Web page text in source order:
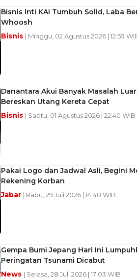
Bisnis Inti KAI Tumbuh Solid, Laba
Whoosh
Bisnis | Minggu, 02 Agustus 2026 | 12:59
Danantara Akui Banyak Masalah
Bereskan Utang Kereta Cepat
Bisnis | Sabtu, 01 Agustus 2026 | 22:40 WIB
Pakai Logo dan Jadwal Asli, Begini
Rekening Korban
Jabar | Rabu, 29 Juli 2026 | 14:48 WIB
Gempa Bumi Jepang Hari Ini
Peringatan Tsunami Dicabut
News | Selasa, 28 Juli 2026 | 17:03 WIB